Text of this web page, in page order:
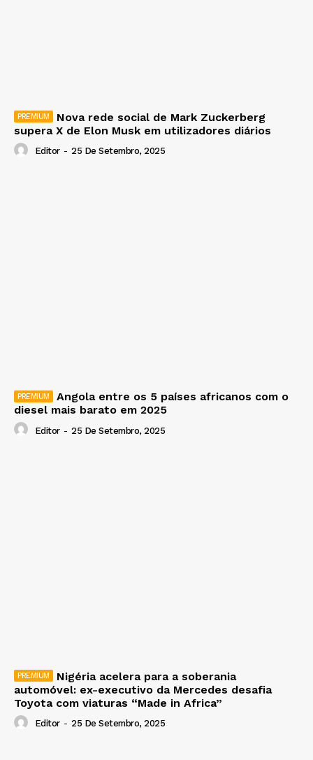
Nova rede social de Mark Zuckerberg
supera X de Elon Musk em utilizadores diários
Editor - 25 De Setembro, 2025
Angola entre os 5 países africanos com o
diesel mais barato em 2025
Editor - 25 De Setembro, 2025
Nigéria acelera para a soberania
automóvel: ex-executivo da Mercedes desafia
Toyota com viaturas “Made in Africa”
Editor - 25 De Setembro, 2025